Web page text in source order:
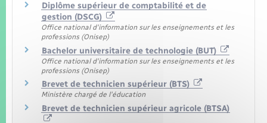
Diplôme supérieur de comptabilité et de
gestion (DSCG)
Office national d'information sur les enseignements et les
professions (Onisep)
Bachelor universitaire de technologie (BUT)
Office national d'information sur les enseignements et les
professions (Onisep)
Brevet de technicien supérieur (BTS)
Ministère chargé de l'éducation
Brevet de technicien supérieur agricole (BTSA)